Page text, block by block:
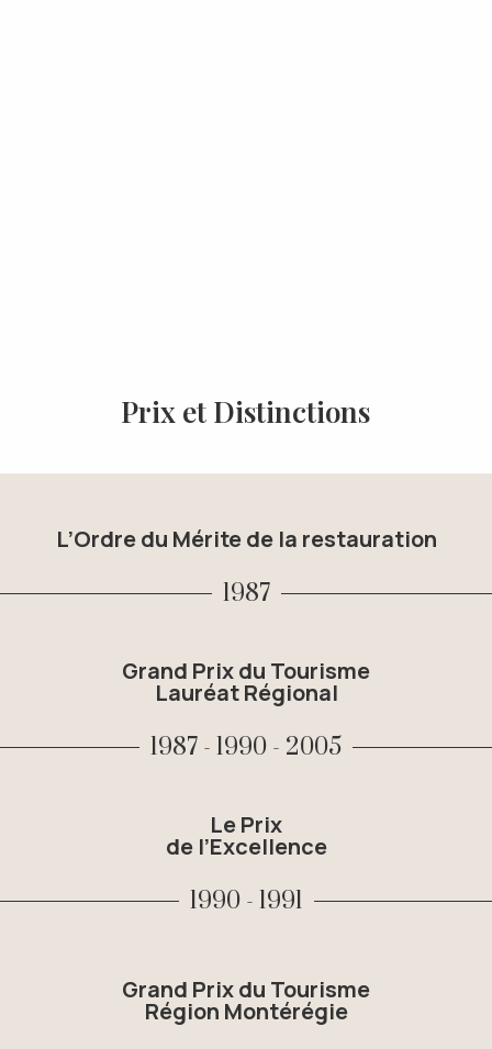
Prix et Distinctions
L’Ordre du Mérite de la restauration
1987
Grand Prix du Tourisme
Lauréat Régional
1987 - 1990 - 2005
Le Prix
de l’Excellence
1990 - 1991
Grand Prix du Tourisme
Région Montérégie